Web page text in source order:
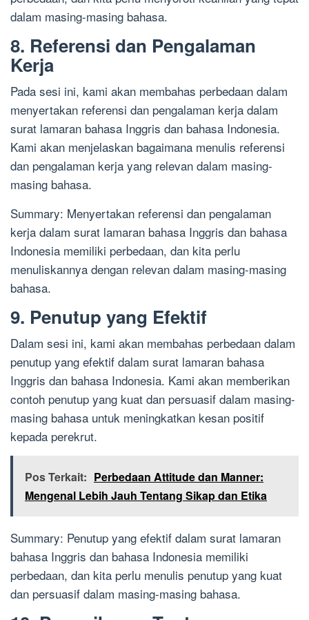
dalam masing-masing bahasa.
8. Referensi dan Pengalaman
Kerja
Pada sesi ini, kami akan membahas perbedaan dalam
menyertakan referensi dan pengalaman kerja dalam
surat lamaran bahasa Inggris dan bahasa Indonesia.
Kami akan menjelaskan bagaimana menulis referensi
dan pengalaman kerja yang relevan dalam masing-
masing bahasa.
Summary: Menyertakan referensi dan pengalaman
kerja dalam surat lamaran bahasa Inggris dan bahasa
Indonesia memiliki perbedaan, dan kita perlu
menuliskannya dengan relevan dalam masing-masing
bahasa.
9. Penutup yang Efektif
Dalam sesi ini, kami akan membahas perbedaan dalam
penutup yang efektif dalam surat lamaran bahasa
Inggris dan bahasa Indonesia. Kami akan memberikan
contoh penutup yang kuat dan persuasif dalam masing-
masing bahasa untuk meningkatkan kesan positif
kepada perekrut.
Pos Terkait: Perbedaan Attitude dan Manner:
Mengenal Lebih Jauh Tentang Sikap dan Etika
Summary: Penutup yang efektif dalam surat lamaran
bahasa Inggris dan bahasa Indonesia memiliki
perbedaan, dan kita perlu menulis penutup yang kuat
dan persuasif dalam masing-masing bahasa.